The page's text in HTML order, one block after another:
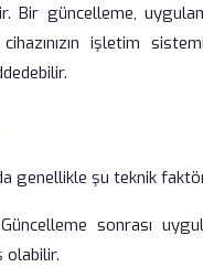
Bir güncelleme,
işletim
genellikle şu teknik
Güncelleme sonrası
olabilir.